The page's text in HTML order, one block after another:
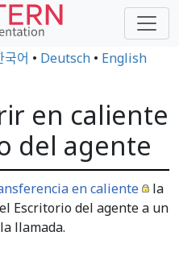
국어 • Deutsch • English
en caliente
del agente
en caliente
la
Escritorio del agente a un
llamada.